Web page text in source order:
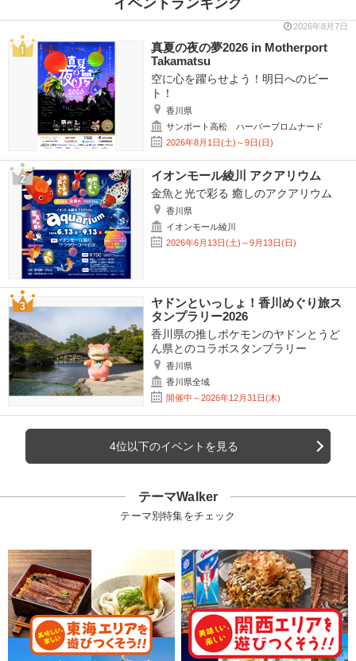
イベントランキング
2026年8月7日
真夏の夜の夢2026 in Motherport
Takamatsu
空に心を躍らせよう！明日へのビー
ト！
香川県
サンポート高松 ハーバープロムナード
2026年8月1日(土)～9日(日)
イオンモール綾川 アクアリウム
金魚と光で彩る 癒しのアクアリウム
香川県
イオンモール綾川
2026年6月13日(土)～9月13日(日)
ヤドンといっしょ！香川めぐり旅ス
タンプラリー2026
香川県の推しポケモンのヤドンとうど
ん県とのコラボスタンプラリー
香川県
香川県全域
開催中～2026年12月31日(木)
4位以下のイベントを見る
テーマWalker
テーマ別特集をチェック